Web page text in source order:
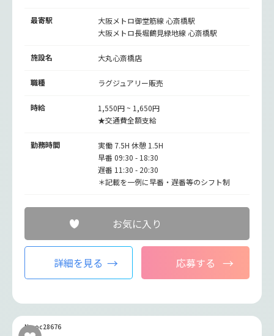
最寄駅 大阪メトロ御堂筋線心斎橋駅
大阪メトロ長堀鶴見緑地線心斎橋駅
施設名 大丸心斎橋店
職種 ラグジュアリー販売
時給
1,550円 ~ 1,650円
★交通費全額支給
勤務時間
実働 7.5H 休憩 1.5H
早番 09:30 - 18:30
遅番 11:30 - 20:30
＊記載を一例に早番・遅番等のシフト制
お気に入り
詳細を見る 応募する
No.oc28676